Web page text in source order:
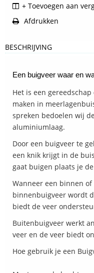
+ Toevoegen aan
Afdrukken
BESCHRIJVING
Een buigveer waar en
Het is een
maken in
spreken bedoelen wij
aluminiumlaag.
Door een buigveer te
een knik krijgt in de
gaat buigen plaats je
Wanneer een binnen
binnenbuigveer wordt
biedt de veer
Buitenbuigveer werkt
veer en de veer biedt
Hoe gebruik je een